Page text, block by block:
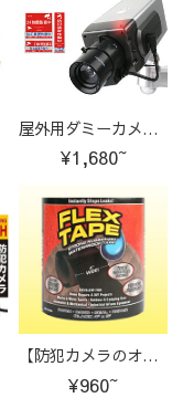
屋外用ダミーカメラ赤色LED搭載かんたん設置 ダミー009188
¥1,680~
【防犯カメラのオプション商品】超強力防水テープ
¥960~